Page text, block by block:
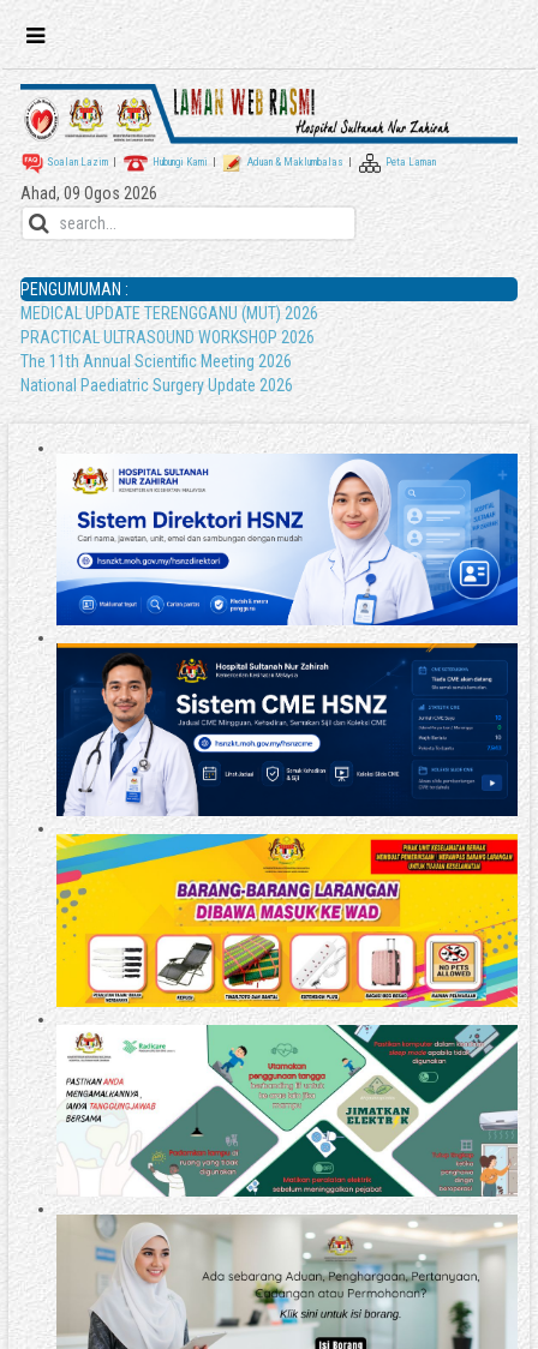
Soalan Lazim Hubungi Kami Aduan & Maklumbalas Peta Laman
Ahad, 09 Ogos 2026
PENGUMUMAN :
MEDICAL UPDATE TERENGGANU (MUT) 2026
PRACTICAL ULTRASOUND WORKSHOP 2026
The 11th Annual Scientific Meeting 2026
National Paediatric Surgery Update 2026